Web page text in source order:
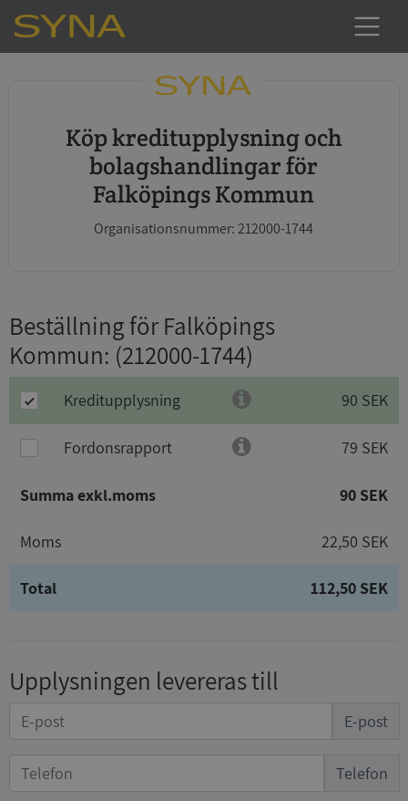
Köp kreditupplysning och
bolagshandlingar för
Falköpings Kommun
Organisationsnummer: 212000-1744
Beställning för Falköpings
Kommun: (212000-1744)
Kreditupplysning 90 SEK
Fordonsrapport 79 SEK
Summa exkl.moms 90 SEK
Moms 22,50 SEK
Total 112,50 SEK
Upplysningen levereras till
E-post
Telefon